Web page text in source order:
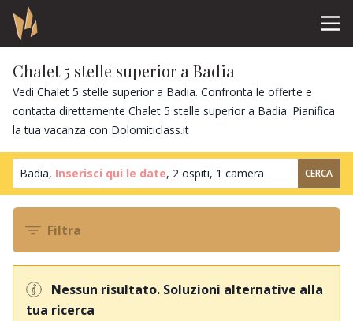
Chalet 5 stelle superior a Badia
Vedi Chalet 5 stelle superior a Badia. Confronta le offerte e
contatta direttamente Chalet 5 stelle superior a Badia. Pianifica
la tua vacanza con Dolomiticlass.it
Badia, Inserisci qui le date, 2 ospiti, 1 camera CERCA
Filtra
Nessun risultato. Soluzioni alternative alla
tua ricerca